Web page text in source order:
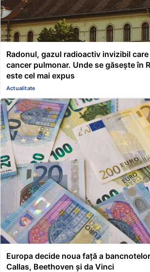
Radonul, gazul radioactiv invizibil
cancer pulmonar. Unde se găsește în
este cel mai expus
Actualitate
Europa decide noua față a
Callas, Beethoven și da Vinci